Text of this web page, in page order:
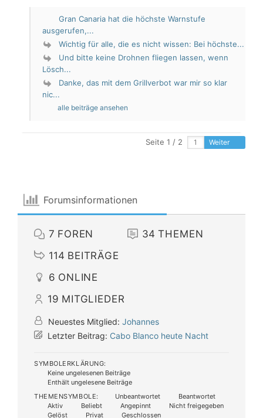
Gran Canaria hat die höchste Warnstufe
ausgerufen,...
Wichtig für alle, die es nicht wissen: Bei höchste...
Und bitte keine Drohnen fliegen lassen, wenn
Lösch...
Danke, das mit dem Grillverbot war mir so klar
nic...
alle beiträge ansehen
Seite 1 / 2 Weiter
Forumsinformationen
7 FOREN 34 THEMEN
114 BEITRÄGE
6 ONLINE
19 MITGLIEDER
Neuestes Mitglied: Johannes
Letzter Beitrag: Cabo Blanco heute Nacht
SYMBOLERKLÄRUNG:
Keine ungelesenen Beiträge
Enthält ungelesene Beiträge
THEMENSYMBOLE:
Unbeantwortet
Beantwortet
Aktiv
Beliebt Angepinnt
Nicht freigegeben
Gelöst
Privat Geschlossen